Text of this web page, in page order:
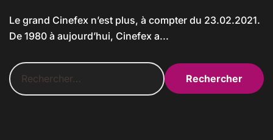
Le grand Cinefex n’est plus, à compter du 23.02.2021.
De 1980 à aujourd’hui, Cinefex a...
R
e
c